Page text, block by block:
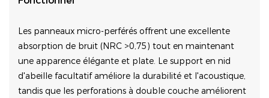
Les panneaux micro-perférés offrent une excellente
absorption de bruit (NRC >0,75) tout en maintenant
une apparence élégante et plate. Le support en nid
d'abeille facultatif améliore la durabilité et l'acoustique,
tandis que les perforations à double couche améliorent